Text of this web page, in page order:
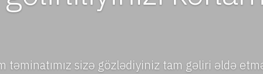
sizə gözlədiyiniz tam gəliri əldə